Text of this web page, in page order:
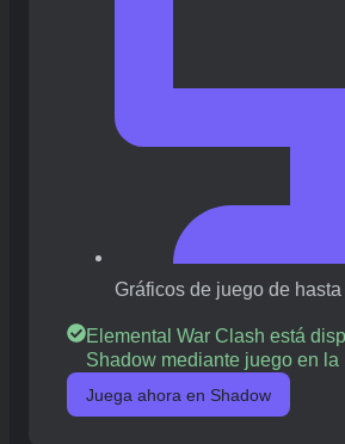
Gráficos de juego de
Elemental War Clash está
Shadow mediante juego en la
Juega ahora en Shadow